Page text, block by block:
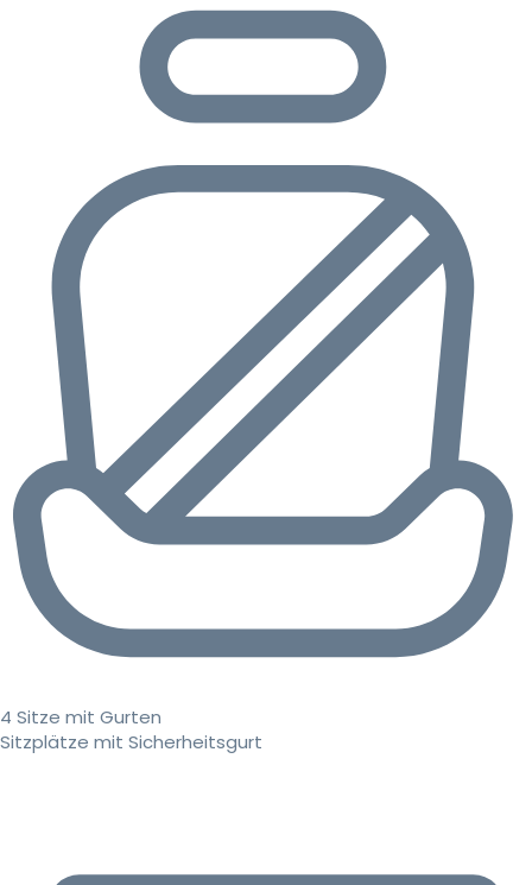
4 Sitze mit Gurten
Sitzplätze mit Sicherheitsgurt